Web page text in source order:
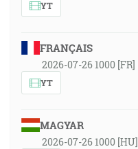
YT
FRANÇAIS
2026-07-26 1000 [FR]
YT
MAGYAR
2026-07-26 1000 [HU]